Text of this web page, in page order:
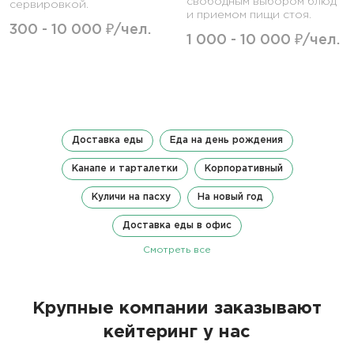
сервировкой.
300 - 10 000 ₽/чел.
и приемом пищи стоя.
1 000 - 10 000 ₽/чел.
Доставка еды Еда на день рождения
Канапе и тарталетки Корпоративный
Куличи на пасху На новый год
Доставка еды в офис
Смотреть все
Крупные компании заказывают
кейтеринг у нас